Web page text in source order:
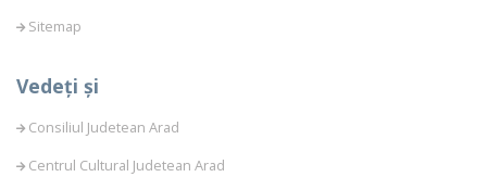
Sitemap
Vedeți și
Consiliul Judetean Arad
Centrul Cultural Judetean Arad